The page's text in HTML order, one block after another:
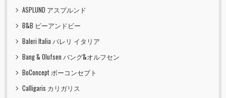
ASPLUND アスプルンド
B&B ビーアンドビー
Baleri Italia バレリ イタリア
Bang & Olufsen バング&オルフセン
BoConcept ボーコンセプト
Calligaris カリガリス